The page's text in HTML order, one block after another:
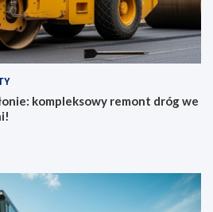
kompleksowy remont dróg we